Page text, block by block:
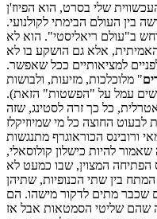
שלי בסרט, הוא הפיוז'ן
בין העולם הבימתי לקולנועי.
ב"עולם ריאליסטי". הוא לא
האמיתית, אלא גם הושקע בו לא
למציאותיים ככל שאפשר.
" מלוכלכות, מזיעות, ולבושות
עמל על "הפשטות" הזאת).
כל כך זרה לסטינג, שזה
לבעוט החוצה כל מי שמיוזיקלז
ורובינס הכוראוגרף מתנגשות
להיות כישלון קולוסאלי,
הפתיחה המצוין, שבו כמעט לא
בין שתי הכנופיות, שתיהן
שכבר מתים לדקור מישהו. הם
שהם שליטי הסמטאות אבל אז